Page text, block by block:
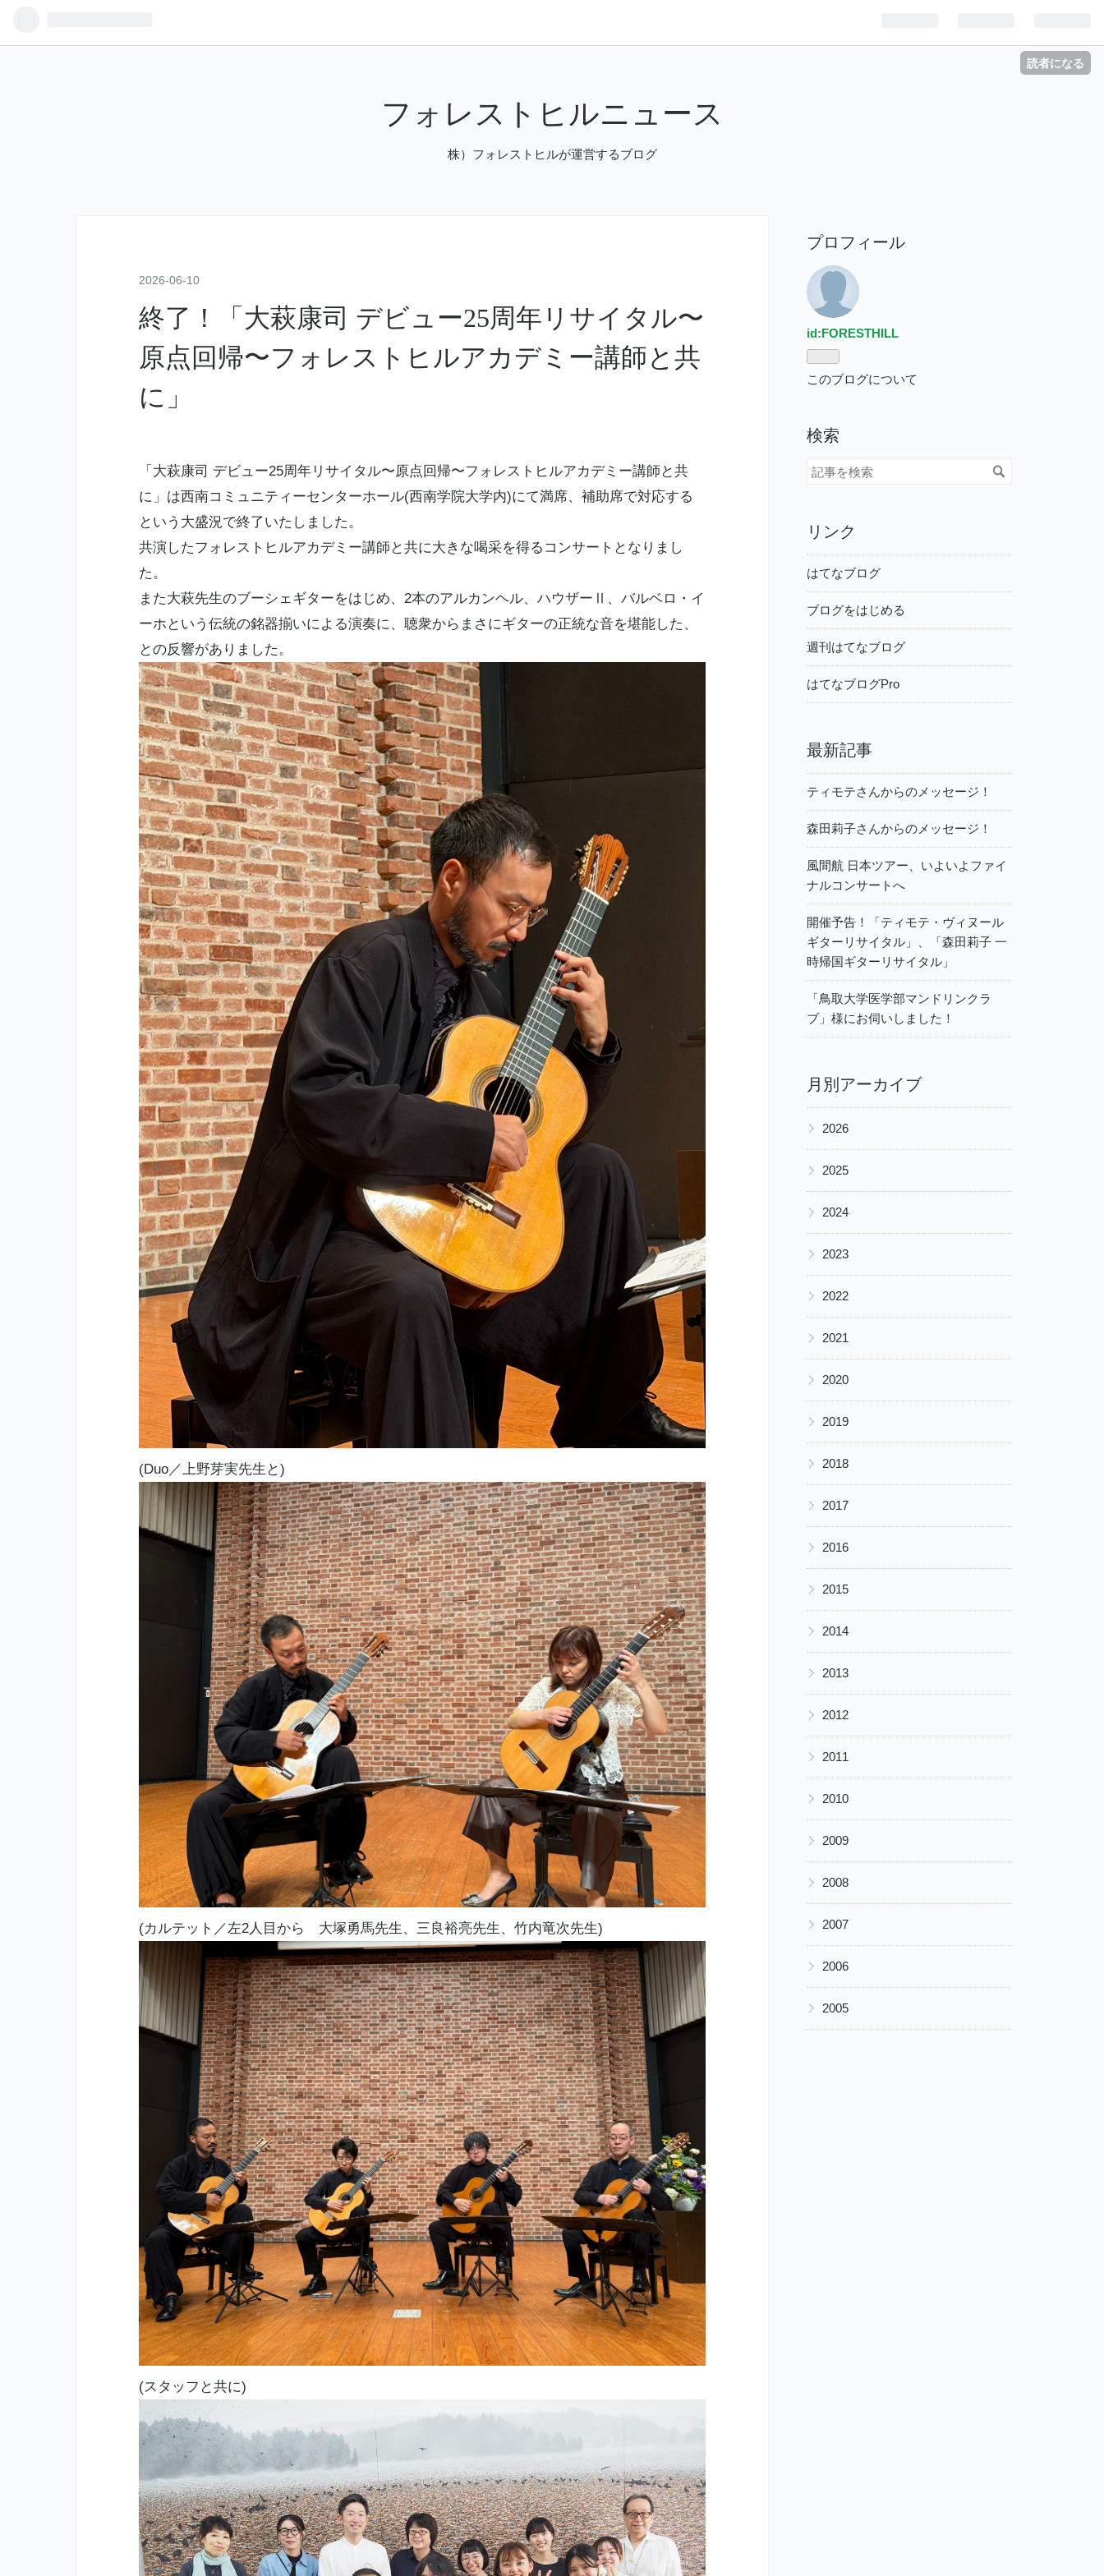
読者になる
フォレストヒルニュース
株）フォレストヒルが運営するブログ
2026-06-10
終了！「大萩康司 デビュー25周年リサイタル〜
原点回帰〜フォレストヒルアカデミー講師と共
に」
「大萩康司 デビュー25周年リサイタル〜原点回帰〜フォレストヒルアカデミー講師と共
に」は西南コミュニティーセンターホール(西南学院大学内)にて満席、補助席で対応する
という大盛況で終了いたしました。
共演したフォレストヒルアカデミー講師と共に大きな喝采を得るコンサートとなりまし
た。
また大萩先生のブーシェギターをはじめ、2本のアルカンヘル、ハウザーⅡ、バルベロ・イ
ーホという伝統の銘器揃いによる演奏に、聴衆からまさにギターの正統な音を堪能した、
との反響がありました。
(Duo／上野芽実先生と)
(カルテット／左2人目から 大塚勇馬先生、三良裕亮先生、竹内竜次先生)
(スタッフと共に)
プロフィール
id:FORESTHILL
このブログについて
検索
リンク
はてなブログ
ブログをはじめる
週刊はてなブログ
はてなブログPro
最新記事
ティモテさんからのメッセージ！
森田莉子さんからのメッセージ！
風間航 日本ツアー、いよいよファイ
ナルコンサートへ
開催予告！「ティモテ・ヴィヌール
ギターリサイタル」、「森田莉子 一
時帰国ギターリサイタル」
「鳥取大学医学部マンドリンクラ
ブ」様にお伺いしました！
月別アーカイブ
▶ 2026
▶ 2025
▶ 2024
▶ 2023
▶ 2022
▶ 2021
▶ 2020
▶ 2019
▶ 2018
▶ 2017
▶ 2016
▶ 2015
▶ 2014
▶ 2013
▶ 2012
▶ 2011
▶ 2010
▶ 2009
▶ 2008
▶ 2007
▶ 2006
▶ 2005